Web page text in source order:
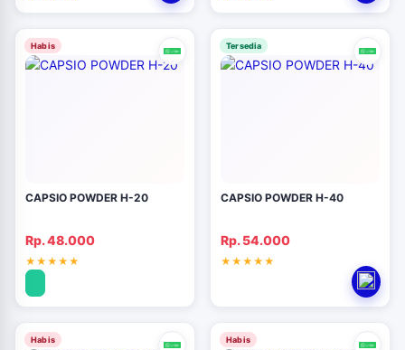
Habis
CAPSIO POWDER H-20
Rp. 48.000
Tersedia
CAPSIO POWDER H-40
Rp. 54.000
Habis Habis